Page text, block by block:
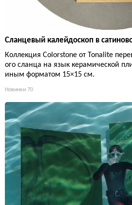
Сланцевый калейдоскоп в
Коллекция Colorstone от Tonalite
ого сланца на язык керамической
иным форматом 15×15 см.
Новинки 70